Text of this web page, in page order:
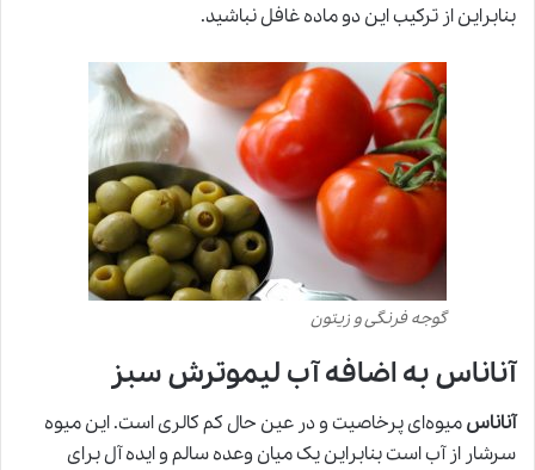
بنابراین از ترکیب این دو ماده غافل نباشید.
گوجه فرنگی و زیتون
آناناس به اضافه آب لیموترش سبز
آناناسمیوه‌ای پرخاصیت و در عین حال کم کالری است. این میوه
سرشار از آب است بنابراین یک میان وعده سالم و ایده آل برای